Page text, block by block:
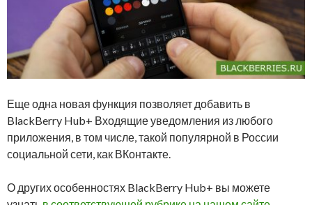
Еще одна новая функция позволяет добавить в
BlackBerry Hub+ Входящие уведомления из любого
приложения, в том числе, такой популярной в России
социальной сети, как ВКонтакте.
О других особенностях BlackBerry Hub+ вы можете